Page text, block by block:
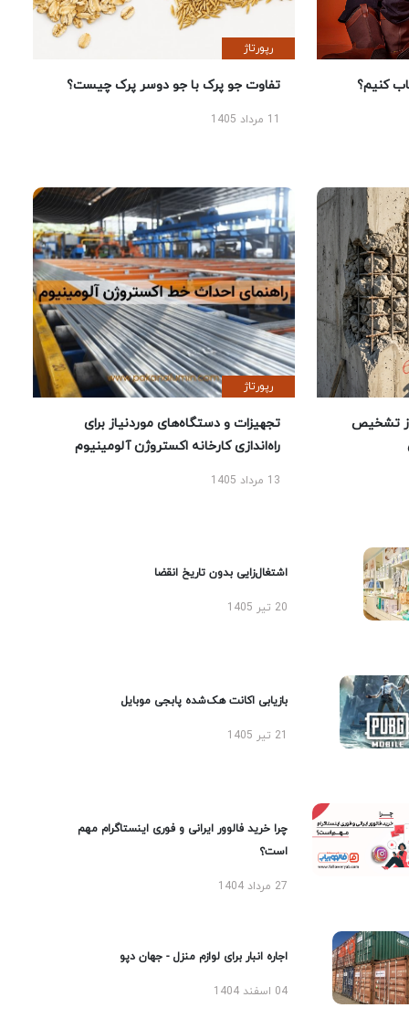
کنیم؟
رپورتاژ
تفاوت جو پرک با جو دوسر پرک چیست؟
تشخیص
رپورتاژ
تجهیزات و دستگاه‌های موردنیاز برای
راه‌اندازی کارخانه اکستروژن آلومینیوم
13 مرداد 1405
اشتغال‌زایی بدون تاریخ انقضا
20 تیر 1405
بازیابی اکانت هک‌شده پابجی موبایل
چرا خرید فالوور ایرانی و فوری اینستاگرام مهم
است؟
27 مرداد 1404
اجاره انبار برای لوازم منزل - جهان دپو
04 اسفند 1404